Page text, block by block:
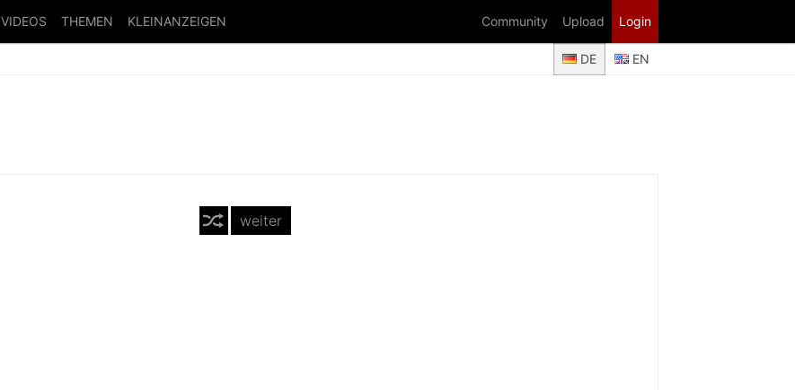
VIDEOS THEMEN KLEINANZEIGEN Login
Upload
Community
DE EN
weiter